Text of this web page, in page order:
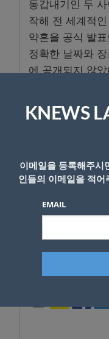
동갑내기인 두
작해 전 세계적
약혼을 공식 발
정확한 날짜와
에 공개되지 않
는 극심한 교통
번가 중 4개 블
장비를 갖춘 경
비가 이어졌다.
에서도 가든 주
발을 축하했다.
K-News LA 편집
KNEWS
이메일을 등록해주시
인들의 이메일을 적
EMAIL